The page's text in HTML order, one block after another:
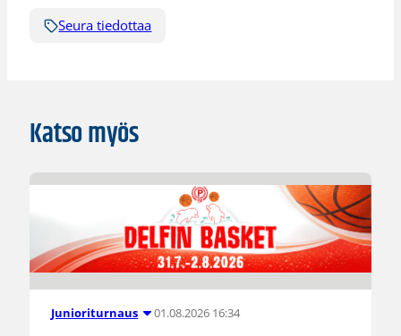
Seura tiedottaa
Katso myös
Junioriturnaus 01.08.2026 16:34